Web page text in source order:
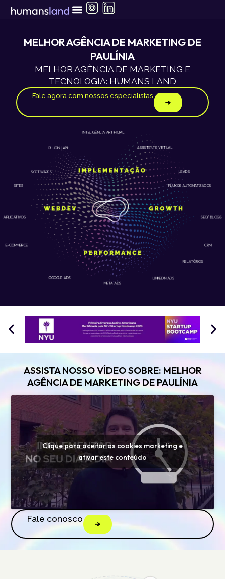
para
conteúdoMELHOR AGÊNCIA DE MARKETING DE
PAULÍNIA
MELHOR AGÊNCIA DE MARKETING E
TECNOLOGIA: HUMANS LAND
Fale agora com nossos especialistas
GOOGLE ADS LINKEDIN ADS
APLICATIVOS
SITES
E-COMMERCE
META ADS
CRM
RELATÓRIOS
SEO/ BLOGS
FLUXOS AUTOMATIZADOS
INTELIGÊNCIA ARTIFICIAL
PLUGIN | API
SOFTWARES
ASSISTENTE VIRTUAL
LEADS
ASSISTA NOSSO VÍDEO SOBRE: MELHOR
AGÊNCIA DE MARKETING DE PAULÍNIA
Clique para aceitar os cookies marketing e
ativar este conteúdo
Fale conosco